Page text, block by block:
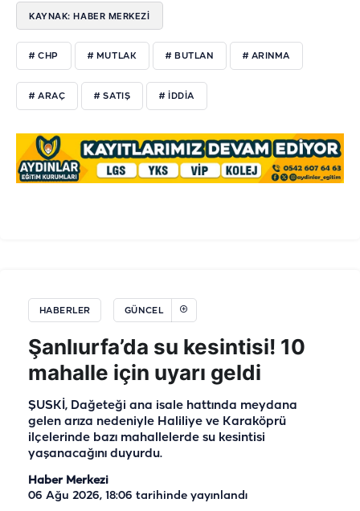
KAYNAK: HABER MERKEZİ
# CHP # MUTLAK # BUTLAN # ARINMA
# ARAÇ # SATIŞ # İDDİA
HABERLER GÜNCEL
Şanlıurfa’da su kesintisi! 10
mahalle için uyarı geldi
ŞUSKİ, Dağeteği ana isale hattında meydana
gelen arıza nedeniyle Haliliye ve Karaköprü
ilçelerinde bazı mahallelerde su kesintisi
yaşanacağını duyurdu.
Haber Merkezi
06 Ağu 2026, 18:06 tarihinde yayınlandı